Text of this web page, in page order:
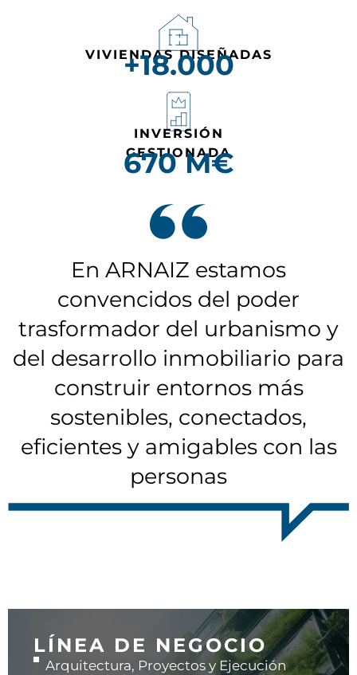
VIVIENDAS DISEÑADAS
+18.000
INVERSIÓN
GESTIONADA
670 M€
En ARNAIZ estamos
convencidos del poder
trasformador del urbanismo y
del desarrollo inmobiliario para
construir entornos más
sostenibles, conectados,
eficientes y amigables con las
personas
LÍNEA DE NEGOCIO
Arquitectura, Proyectos y Ejecución